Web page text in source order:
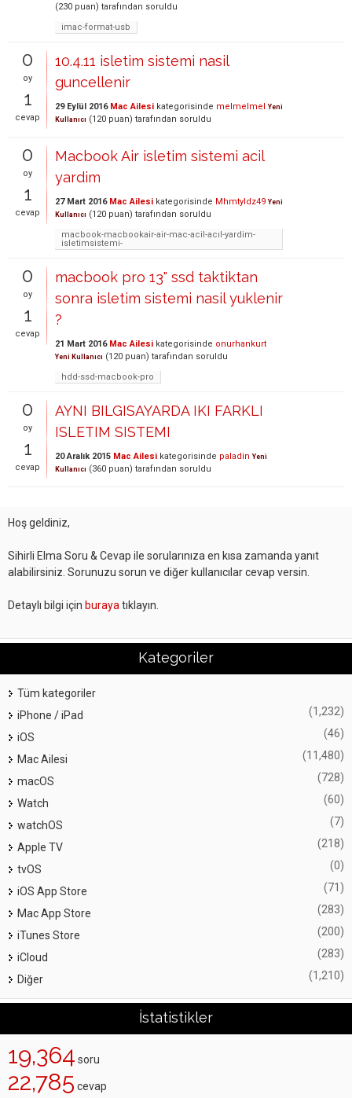
(230 puan) tarafından soruldu
imac-format-usb
0
oy
1
cevap
10.4.11 isletim sistemi nasil
guncellenir
29 Eylül 2016 Mac Ailesi kategorisinde melmelmel Yeni
Kullanıcı (120 puan) tarafından soruldu
0
oy
1
cevap
Macbook Air isletim sistemi acil
yardim
27 Mart 2016 Mac Ailesi kategorisinde Mhmtyldz49 Yeni
Kullanıcı (120 puan) tarafından soruldu
macbook-macbookair-air-mac-acil-acıl-yardim-
isletimsistemi-
0
oy
1
cevap
macbook pro 13" ssd taktiktan
sonra isletim sistemi nasil yuklenir
?
21 Mart 2016 Mac Ailesi kategorisinde onurhankurt
Yeni Kullanıcı (120 puan) tarafından soruldu
hdd-ssd-macbook-pro
0
oy
1
cevap
AYNI BILGISAYARDA IKI FARKLI
ISLETIM SISTEMI
20 Aralık 2015 Mac Ailesi kategorisinde paladin Yeni
Kullanıcı (360 puan) tarafından soruldu
Hoş geldiniz,
Sihirli Elma Soru & Cevap ile sorularınıza en kısa zamanda yanıt
alabilirsiniz. Sorunuzu sorun ve diğer kullanıcılar cevap versin.
Detaylı bilgi için buraya tıklayın.
Kategoriler
Tüm kategoriler
iPhone / iPad
(1,232)
iOS (46)
Mac Ailesi (11,480)
macOS (728)
Watch (60)
watchOS (7)
Apple TV (218)
tvOS (0)
iOS App Store (71)
Mac App Store (283)
iTunes Store (200)
iCloud (283)
Diğer (1,210)
İstatistikler
19,364 soru
22,785 cevap